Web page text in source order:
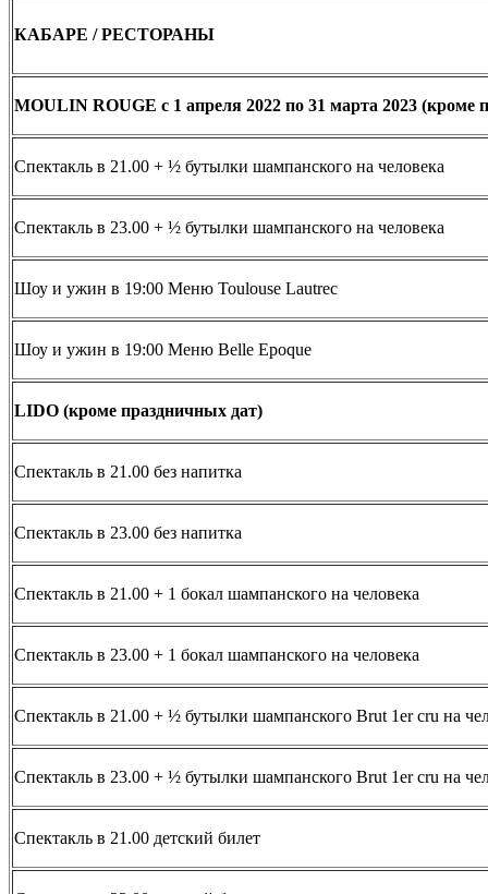
КАБАРЕ / РЕСТОРАНЫ
MOULIN ROUGE с 1 апреля 2022 по 31 марта 2023 (кроме
Спектакль в 21.00 + ½ бутылки шампанского на человека
Спектакль в 23.00 + ½ бутылки шампанского на человека
Шоу и ужин в 19:00 Меню Toulouse Lautrec
Шоу и ужин в 19:00 Меню Belle Epoque
LIDO (кроме праздничных дат)
Спектакль в 21.00 без напитка
Спектакль в 23.00 без напитка
Спектакль в 21.00 + 1 бокал шампанского на человека
Спектакль в 23.00 + 1 бокал шампанского на человека
Спектакль в 21.00 + ½ бутылки шампанского Brut 1er cru на
Спектакль в 23.00 + ½ бутылки шампанского Brut 1er cru на
Спектакль в 21.00 детский билет